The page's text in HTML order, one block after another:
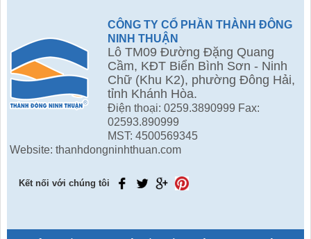
CÔNG TY CỔ PHẦN THÀNH ĐÔNG
NINH THUẬN
Lô TM09 Đường Đặng Quang
Cầm, KĐT Biển Bình Sơn - Ninh
Chữ (Khu K2), phường Đông Hải,
tỉnh Khánh Hòa.
Điện thoại: 0259.3890999 Fax:
02593.890999
MST: 4500569345
Website: thanhdongninhthuan.com
Kết nối với chúng tôi